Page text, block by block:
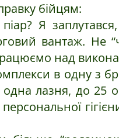
бійцям:
Я
вантаж.
над
в одну з
лазня, до 25